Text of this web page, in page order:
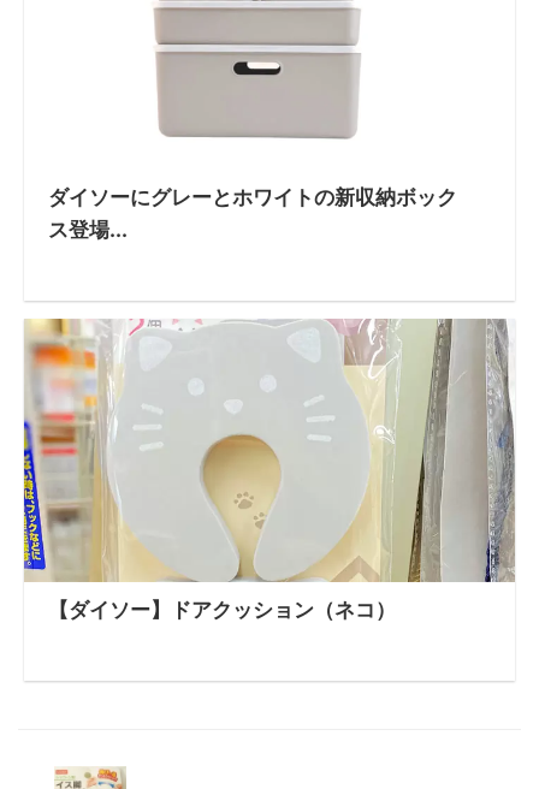
ダイソーにグレーとホワイトの新収納ボック
ス登場...
【ダイソー】ドアクッション（ネコ）